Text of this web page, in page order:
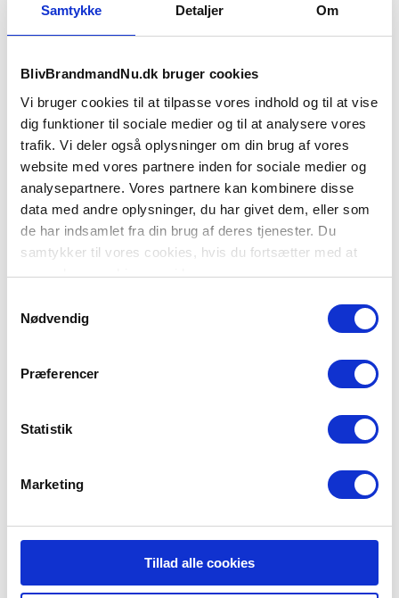
Samtykke Detaljer Om
BlivBrandmandNu.dk bruger cookies
Vi bruger cookies til at tilpasse vores indhold og til at vise
dig funktioner til sociale medier og til at analysere vores
trafik. Vi deler også oplysninger om din brug af vores
website med vores partnere inden for sociale medier og
analysepartnere. Vores partnere kan kombinere disse
data med andre oplysninger, du har givet dem, eller som
de har indsamlet fra din brug af deres tjenester. Du
samtykker til vores cookies, hvis du fortsætter med at
anvende vores hjemmeside.
Nødvendig
Præferencer
Statistik
Marketing
Tillad alle cookies
Stationen søger ikke lige nu..
Men giv os din e-mail og mobilnummer, så giver vi dig besked, når
denne brandstationen søger brandfolk.
Jeg acceptererprivatlivsbetingelsersamt at BBN må sende e-
mails